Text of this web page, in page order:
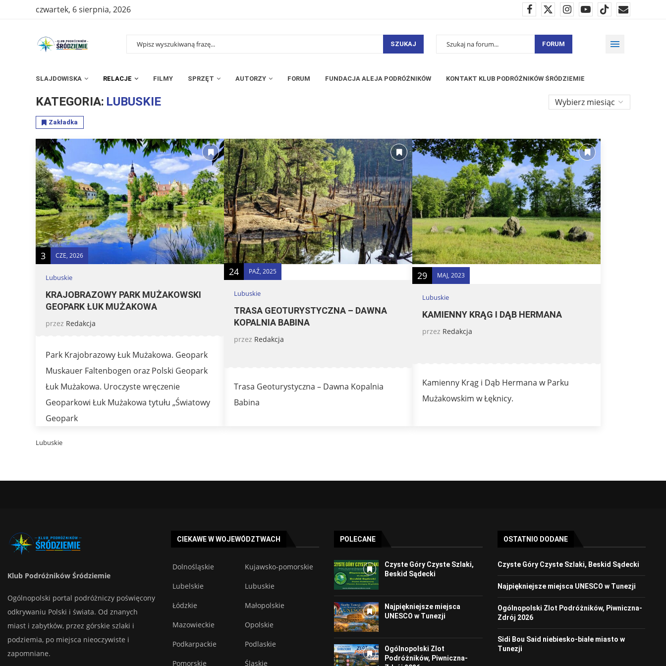
czwartek, 6 sierpnia, 2026
SZUKAJ FORUM
SLAJDOWISKA RELACJE FILMY SPRZĘT AUTORZY FORUM FUNDACJA ALEJA PODRÓŻNIKÓW KONTAKT KLUB PODRÓŻNIKÓW ŚRÓDZIEMIE
Strona główna» Relacje»Polska»Województwa Lubuskie
KATEGORIA: LUBUSKIE
Zakładka
3 CZE, 2026
Lubuskie
KRAJOBRAZOWY PARK MUŻAKOWSKI
GEOPARK ŁUK MUŻAKOWA
przez Redakcja
Park Krajobrazowy Łuk Mużakowa. Geopark
Muskauer Faltenbogen oraz Polski Geopark
Łuk Mużakowa. Uroczyste wręczenie
Geoparkowi Łuk Mużakowa tytułu „Światowy
Geopark
24 PAŹ, 2025
Lubuskie
TRASA GEOTURYSTYCZNA – DAWNA
KOPALNIA BABINA
przez Redakcja
Trasa Geoturystyczna – Dawna Kopalnia
Babina
29 MAJ, 2023
Lubuskie
KAMIENNY KRĄG I DĄB HERMANA
przez Redakcja
Kamienny Krąg i Dąb Hermana w Parku
Mużakowskim w Łęknicy.
Lubuskie
Klub Podróżników Śródziemie
Ogólnopolski portal podróżniczy poświęcony
odkrywaniu Polski i świata. Od znanych
miast i zabytków, przez górskie szlaki i
podziemia, po miejsca nieoczywiste i
zapomniane.
CIEKAWE W WOJEWÓDZTWACH
Dolnośląskie Kujawsko-pomorskie
Lubelskie Lubuskie
Łódzkie Małopolskie
Mazowieckie Opolskie
Podkarpackie Podlaskie
Pomorskie Śląskie
POLECANE
Czyste Góry Czyste Szlaki,
Beskid Sądecki
Najpiękniejsze miejsca
UNESCO w Tunezji
Ogólnopolski Zlot
Podróżników, Piwniczna-
OSTATNIO DODANE
Czyste Góry Czyste Szlaki, Beskid Sądecki
Najpiękniejsze miejsca UNESCO w Tunezji
Ogólnopolski Zlot Podróżników, Piwniczna-
Zdrój 2026
Sidi Bou Said niebiesko-białe miasto w
Tunezji